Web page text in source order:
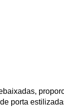
porta